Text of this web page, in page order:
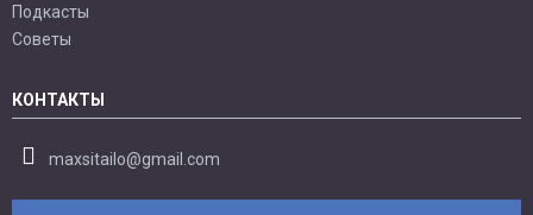
Подкасты
Советы
КОНТАКТЫ
maxsitailo@gmail.com